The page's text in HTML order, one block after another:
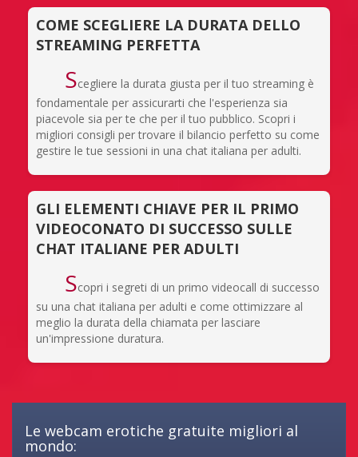
COME SCEGLIERE LA DURATA DELLO
STREAMING PERFETTA
Scegliere la durata giusta per il tuo streaming è
fondamentale per assicurarti che l'esperienza sia
piacevole sia per te che per il tuo pubblico. Scopri i
migliori consigli per trovare il bilancio perfetto su come
gestire le tue sessioni in una chat italiana per adulti.
GLI ELEMENTI CHIAVE PER IL PRIMO
VIDEOCONATO DI SUCCESSO SULLE
CHAT ITALIANE PER ADULTI
Scopri i segreti di un primo videocall di successo
su una chat italiana per adulti e come ottimizzare al
meglio la durata della chiamata per lasciare
un'impressione duratura.
Le webcam erotiche gratuite migliori al
mondo: